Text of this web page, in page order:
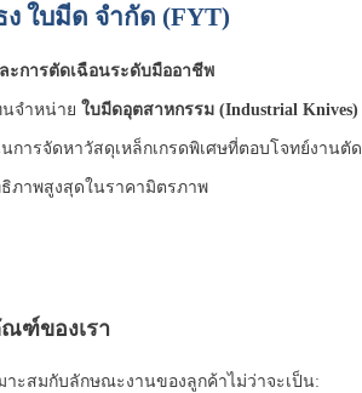
ง ใบมีด จำกัด (FYT)
ะการตัดเฉือนระดับมืออาชีพ
จำหน่าย ใบมีดอุตสาหกรรม (Industrial Knives)
การจัดหาวัสดุเหล็กเกรดพิเศษที่ตอบโจทย์งานตัด
ภาพสูงสุดในราคามิตรภาพ
ฑ์ของเรา
าะสมกับลักษณะงานของลูกค้าไม่ว่าจะเป็น: